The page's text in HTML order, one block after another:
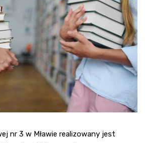
nr 3 w Mławie realizowany jest